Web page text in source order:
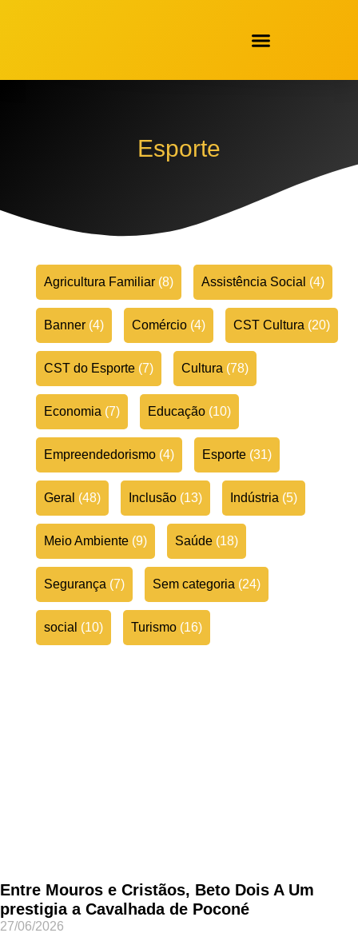
Esporte
Agricultura Familiar (8) Assistência Social (4)
Banner (4) Comércio (4) CST Cultura (20)
CST do Esporte (7) Cultura (78)
Economia (7) Educação (10)
Empreendedorismo (4) Esporte (31)
Geral (48) Inclusão (13) Indústria (5)
Meio Ambiente (9) Saúde (18)
Segurança (7) Sem categoria (24)
social (10) Turismo (16)
Entre Mouros e Cristãos, Beto Dois A Um
prestigia a Cavalhada de Poconé
27/06/2026